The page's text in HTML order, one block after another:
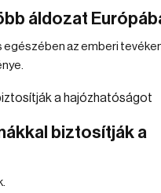
áldozat
egészében az emberi
biztosítják a